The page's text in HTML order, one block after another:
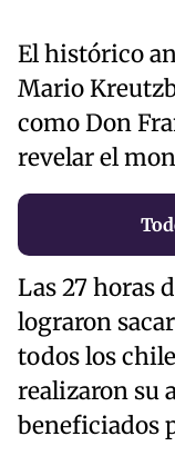
El histórico
Mario
como Don
revelar el
Las 27 horas
lograron
todos los
realizaron su
beneficiados